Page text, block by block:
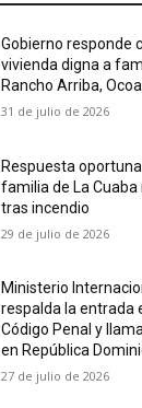
Gobierno responde
vivienda digna a
Rancho Arriba, Ocoa
31 de julio de 2026
Respuesta
familia de La
tras incendio
29 de julio de 2026
Ministerio
respalda la entrada
Código Penal y
en República
27 de julio de 2026